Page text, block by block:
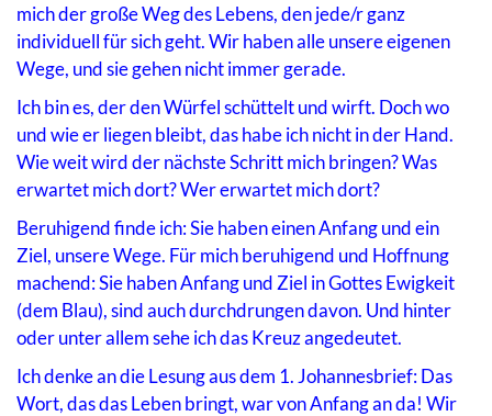
mich der große Weg des Lebens, den jede/r ganz
individuell für sich geht. Wir haben alle unsere eigenen
Wege, und sie gehen nicht immer gerade.
Ich bin es, der den Würfel schüttelt und wirft. Doch wo
und wie er liegen bleibt, das habe ich nicht in der Hand.
Wie weit wird der nächste Schritt mich bringen? Was
erwartet mich dort? Wer erwartet mich dort?
Beruhigend finde ich: Sie haben einen Anfang und ein
Ziel, unsere Wege. Für mich beruhigend und Hoffnung
machend: Sie haben Anfang und Ziel in Gottes Ewigkeit
(dem Blau), sind auch durchdrungen davon. Und hinter
oder unter allem sehe ich das Kreuz angedeutet.
Ich denke an die Lesung aus dem 1. Johannesbrief: Das
Wort, das das Leben bringt, war von Anfang an da! Wir